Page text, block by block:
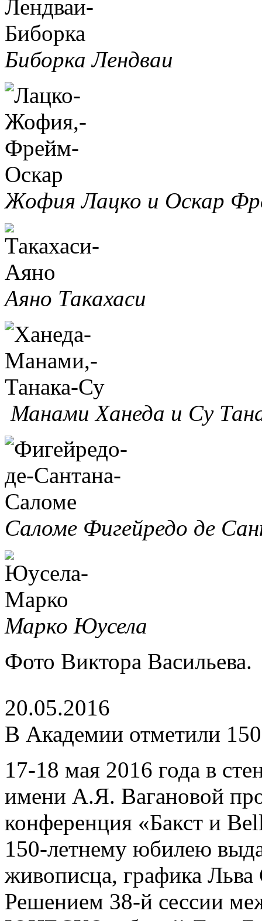
Биборка Лендваи
Жофия Лацко и Оскар
Аяно Такахаси
Манами Ханеда и Су
Саломе Фигейредо де
Марко Юусела
Фото Виктора Васильева.
20.05.2016
В Академии отметили
17-18 мая 2016 года в
имени А.Я. Вагановой
конференция «Бакст и
150-летнему юбилею
живописца, графика Льва
Решением 38-й сессии